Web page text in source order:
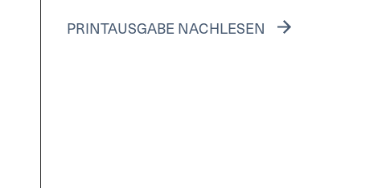
PRINTAUSGABE NACHLESEN